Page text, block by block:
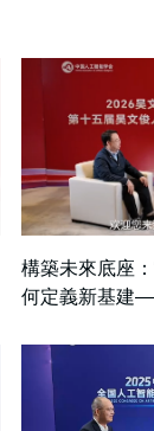
構築未來底座：
何定義新基建